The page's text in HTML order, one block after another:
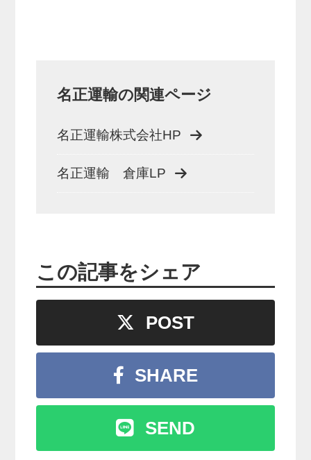
名正運輸の関連ページ
名正運輸株式会社HP
名正運輸 倉庫LP
この記事をシェア
POST
SHARE
SEND